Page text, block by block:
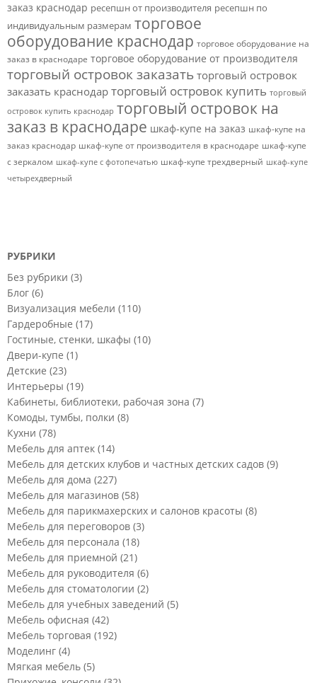
заказ краснодар ресепшн от производителя ресепшн по
индивидуальным размерам торговое
оборудование краснодар торговое оборудование на
заказ в краснодаре торговое оборудование от производителя
торговый островок заказать торговый островок
заказать краснодар торговый островок купить торговый
островок купить краснодар торговый островок на
заказ в краснодаре шкаф-купе на заказ шкаф-купе на
заказ краснодар шкаф-купе от производителя в краснодаре шкаф-купе
с зеркалом шкаф-купе с фотопечатью шкаф-купе трехдверный шкаф-купе
четырехдверный
РУБРИКИ
Без рубрики (3)
Блог (6)
Визуализация мебели (110)
Гардеробные (17)
Гостиные, стенки, шкафы (10)
Двери-купе (1)
Детские (23)
Интерьеры (19)
Кабинеты, библиотеки, рабочая зона (7)
Комоды, тумбы, полки (8)
Кухни (78)
Мебель для аптек (14)
Мебель для детских клубов и частных детских садов (9)
Мебель для дома (227)
Мебель для магазинов (58)
Мебель для парикмахерских и салонов красоты (8)
Мебель для переговоров (3)
Мебель для персонала (18)
Мебель для приемной (21)
Мебель для руководителя (6)
Мебель для стоматологии (2)
Мебель для учебных заведений (5)
Мебель офисная (42)
Мебель торговая (192)
Моделинг (4)
Мягкая мебель (5)